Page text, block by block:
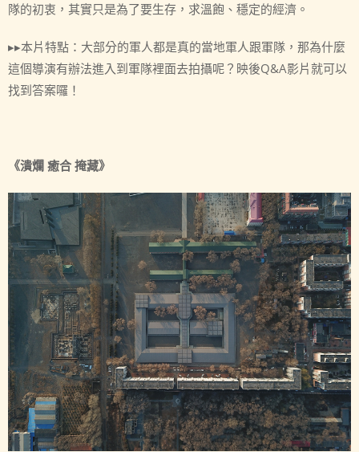
隊的初衷，其實只是為了要生存，求溫飽、穩定的經濟。
▸▸本片特點：大部分的軍人都是真的當地軍人跟軍隊，那為什麼
這個導演有辦法進入到軍隊裡面去拍攝呢？映後Q&A影片就可以
找到答案囉！
《潰爛 癒合 掩藏》